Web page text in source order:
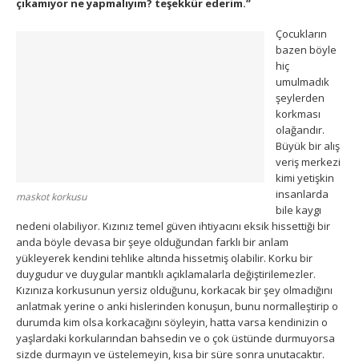
maskot korkusu
Çocukların
bazen böyle
hiç
umulmadık
şeylerden
korkması
olağandır.
Büyük bir alış
veriş merkezi
kimi yetişkin
insanlarda
bile kaygı
nedeni olabiliyor. Kızınız temel güven ihtiyacını eksik hissettiği bir
anda böyle devasa bir şeye olduğundan farklı bir anlam
yükleyerek kendini tehlike altında hissetmiş olabilir. Korku bir
duygudur ve duygular mantıklı açıklamalarla değiştirilemezler.
Kızınıza korkusunun yersiz olduğunu, korkacak bir şey olmadığını
anlatmak yerine o anki hislerinden konuşun, bunu normalleştirip o
durumda kim olsa korkacağını söyleyin, hatta varsa kendinizin o
yaşlardaki korkularından bahsedin ve o çok üstünde durmuyorsa
sizde durmayın ve üstelemeyin, kısa bir süre sonra unutacaktır.